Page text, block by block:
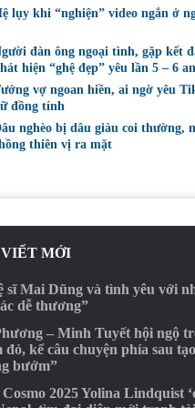
lụy khi “nghiện” video ngắn ở
đàn ông ngoại tình, gặp kết
hiện “ghệ đẹp” yêu lần 5 – 6
vợ ngoan hiền, ai ngờ yêu
đồng tính
nghèo bị dâu giàu coi thường,
thiên vị ra mặt
MỚI
sĩ Mai Dũng và tình yêu với
dễ thương”
– Minh Tuyết hội ngộ
đỏ, kể câu chuyện phía sau
bướm”
2025 Yolina Lindquist